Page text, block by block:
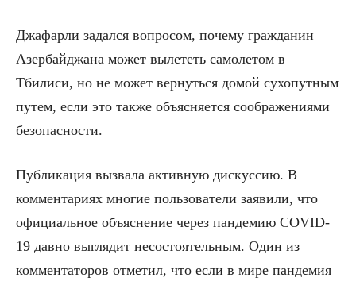
Джафарли задался вопросом, почему гражданин
Азербайджана может вылететь самолетом в
Тбилиси, но не может вернуться домой сухопутным
путем, если это также объясняется соображениями
безопасности.
Публикация вызвала активную дискуссию. В
комментариях многие пользователи заявили, что
официальное объяснение через пандемию COVID-
19 давно выглядит несостоятельным. Один из
комментаторов отметил, что если в мире пандемия